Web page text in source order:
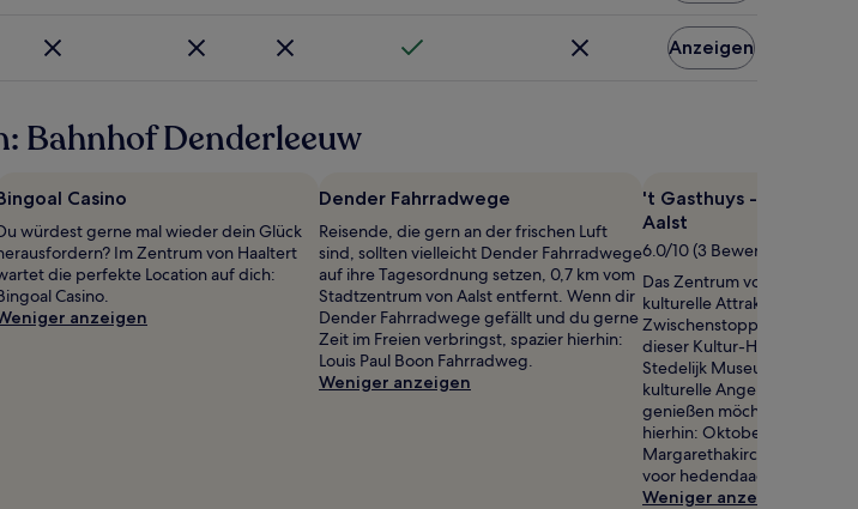
Anzeigen
Bahnhof Denderleeuw
Casino
würdest gerne mal wieder dein Glück
Im Zentrum von Haaltert
die perfekte Location auf dich:
Casino.
anzeigen
Dender Fahrradwege
Reisende, die gern an der frischen Luft
sind, sollten vielleicht Dender Fahrradwege
auf ihre Tagesordnung setzen, 0,7 km vom
Stadtzentrum von Aalst entfernt. Wenn dir
Dender Fahrradwege gefällt und du gerne
Zeit im Freien verbringst, spazier hierhin:
Louis Paul Boon Fahrradweg.
Weniger anzeigen
't Gasthuys - Stedelijk
Aalst
6.0/10 (3 Bewertungen)
Das Zentrum von Aalst
kulturelle Attraktionen, für
Zwischenstopp sicherlich
dieser Kultur-Highlights: 't
Stedelijk Museum Aalst.
kulturelle Angebot in Aalst
genießen möchtest, plane
hierhin: Oktoberhallen, St.
Margarethakirche und
voor hedendaagse kunst.
Weniger anzeigen